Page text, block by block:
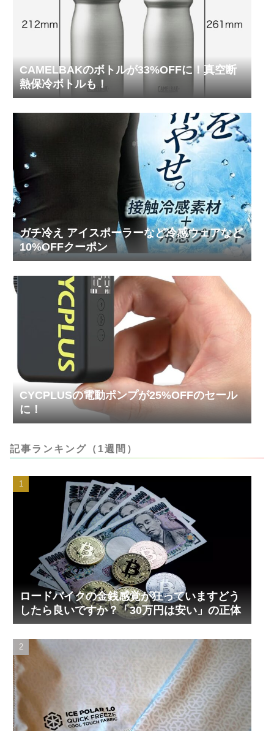
CAMELBAKのボトルが33%OFFに！真空断
熱保冷ボトルも！
ガチ冷え アイスポーラーなど冷感ウェアなど
10%OFFクーポン
CYCPLUSの電動ポンプが25%OFFのセール
に！
記事ランキング（1週間）
ロードバイクの金銭感覚が狂っていますどう
したら良いですか？「30万円は安い」の正体